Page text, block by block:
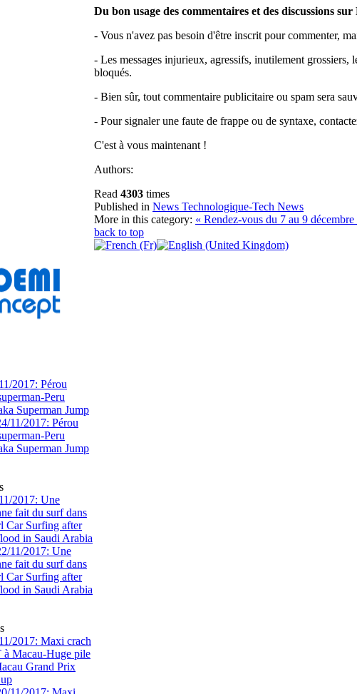
Du bon usage des commentaires et des discussions
- Vous n'avez pas besoin d'être inscrit pour commenter,
- Les messages injurieux, agressifs, inutilement grossiers,
bloqués.
- Bien sûr, tout commentaire publicitaire ou spam sera
- Pour signaler une faute de frappe ou de syntaxe,
C'est à vous maintenant !
Authors:
Read 4303 times
Published in News Technologique-Tech News
More in this category: « Rendez-vous du 7 au 9 décembre
back to top
2017: Pérou
Peru
Superman Jump
2017: Une
fait du surf dans
Car Surfing after
in Saudi Arabia
2017: Maxi crach
Macau-Huge pile
Grand Prix